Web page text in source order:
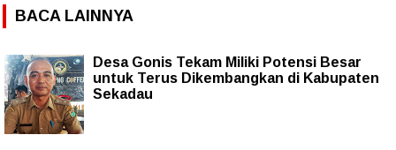
BACA LAINNYA
Desa Gonis Tekam Miliki Potensi Besar
untuk Terus Dikembangkan di Kabupaten
Sekadau